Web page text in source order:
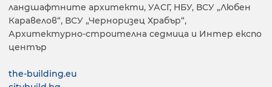
ландшафтните архитекти, УАСГ, НБУ, ВСУ „Любен
Каравелов“, ВСУ „Черноризец Храбър“,
Архитектурно-строителна седмица и Интер експо
център
the-building.eu